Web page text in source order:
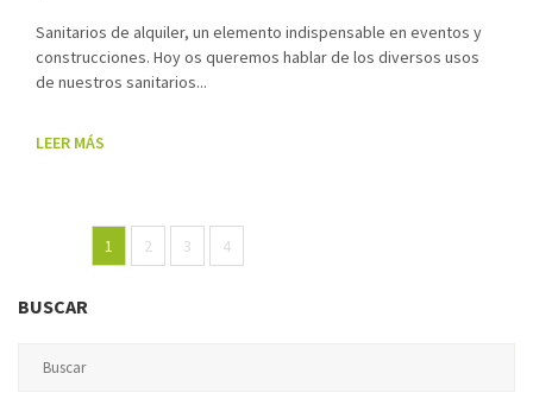
Sanitarios de alquiler, un elemento indispensable en eventos y
construcciones. Hoy os queremos hablar de los diversos usos
de nuestros sanitarios...
LEER MÁS
1 2 3 4
BUSCAR